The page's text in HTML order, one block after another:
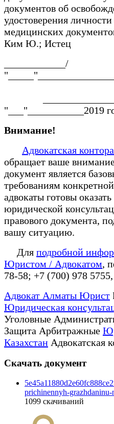
документов об
удостоверения
медицинских
Ким Ю.;
"___"___________2019
Внимание!
Адвокатская
обращает ваше
документ является
требованиям
адвокаты готовы
юридической
правового документа,
вашу ситуацию.
Для подробной
Юристом / Адвокатом,
78-58; +7 (700) 978
Адвокат Алматы Юрист
Юридическая
Уголовные
Защита Арбитражные
Казахстан Адвокатская
Скачать документ
prichinennyh-
1099 скачиваний